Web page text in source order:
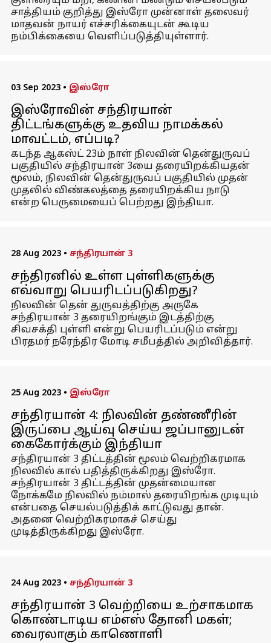
சாத்தியம் குறித்து இஸ்ரோ முன்னாள் தலைவர்
மாதவன் நாயர் எச்சரிக்கையுடன் கூடிய
நம்பிக்கையை வெளிப்படுத்தியுள்ளார்.
03 Sep 2023 • இஸ்ரோ
இஸ்ரோவின் சந்திரயான்
திட்டங்களுக்கு உதவிய நாமக்கல்
மாவட்டம், எப்படி?
கடந்த ஆகஸ்ட் 23ம் நாள் நிலவின் தென்துருவப்
பகுதியில் சந்திரயான் 3யை தரையிறக்கியதன்
மூலம், நிலவின் தென்துருவப் பகுதியில் முதன்
முதலில் விண்கலத்தை தரையிறக்கிய நாடு
என்ற பெருமையைப் பெற்றது இந்தியா.
28 Aug 2023 • சந்திரயான் 3
சந்திரனில் உள்ள புள்ளிகளுக்கு
எவ்வாறு பெயரிடப்படுகிறது?
நிலவின் தென் துருவத்திற்கு அருகே
சந்திரயான் 3 தரையிறங்கும் இடத்திற்கு
சிவசக்தி புள்ளி என்று பெயரிடப்படும் என்று
பிரதமர் நரேந்திர மோடி சமீபத்தில் அறிவித்தார்.
25 Aug 2023 • இஸ்ரோ
சந்திரயான் 4: நிலவின் தண்ணீரின்
இருப்பை ஆய்வு செய்ய ஜப்பானுடன்
கைகோர்க்கும் இந்தியா
சந்திரயான் 3 திட்டத்தின் மூலம் வெற்றிகரமாக
நிலவில் கால் பதித்திருக்கிறது இஸ்ரோ.
சந்திரயான் 3 திட்டத்தின் முதன்மையான
நோக்கமே நிலவில் நம்மால் தரையிறங்க முடியும்
என்பதை செயல்படுத்திக் காட்டுவது தான்.
அதனை வெற்றிகரமாகச் செய்து
முடித்திருக்கிறது இஸ்ரோ.
24 Aug 2023 • சந்திரயான் 3
சந்திரயான் 3 வெற்றியை உற்சாகமாக
கொண்டாடிய எம்எஸ் தோனி மகள்;
வைரலாகும் காணொளி